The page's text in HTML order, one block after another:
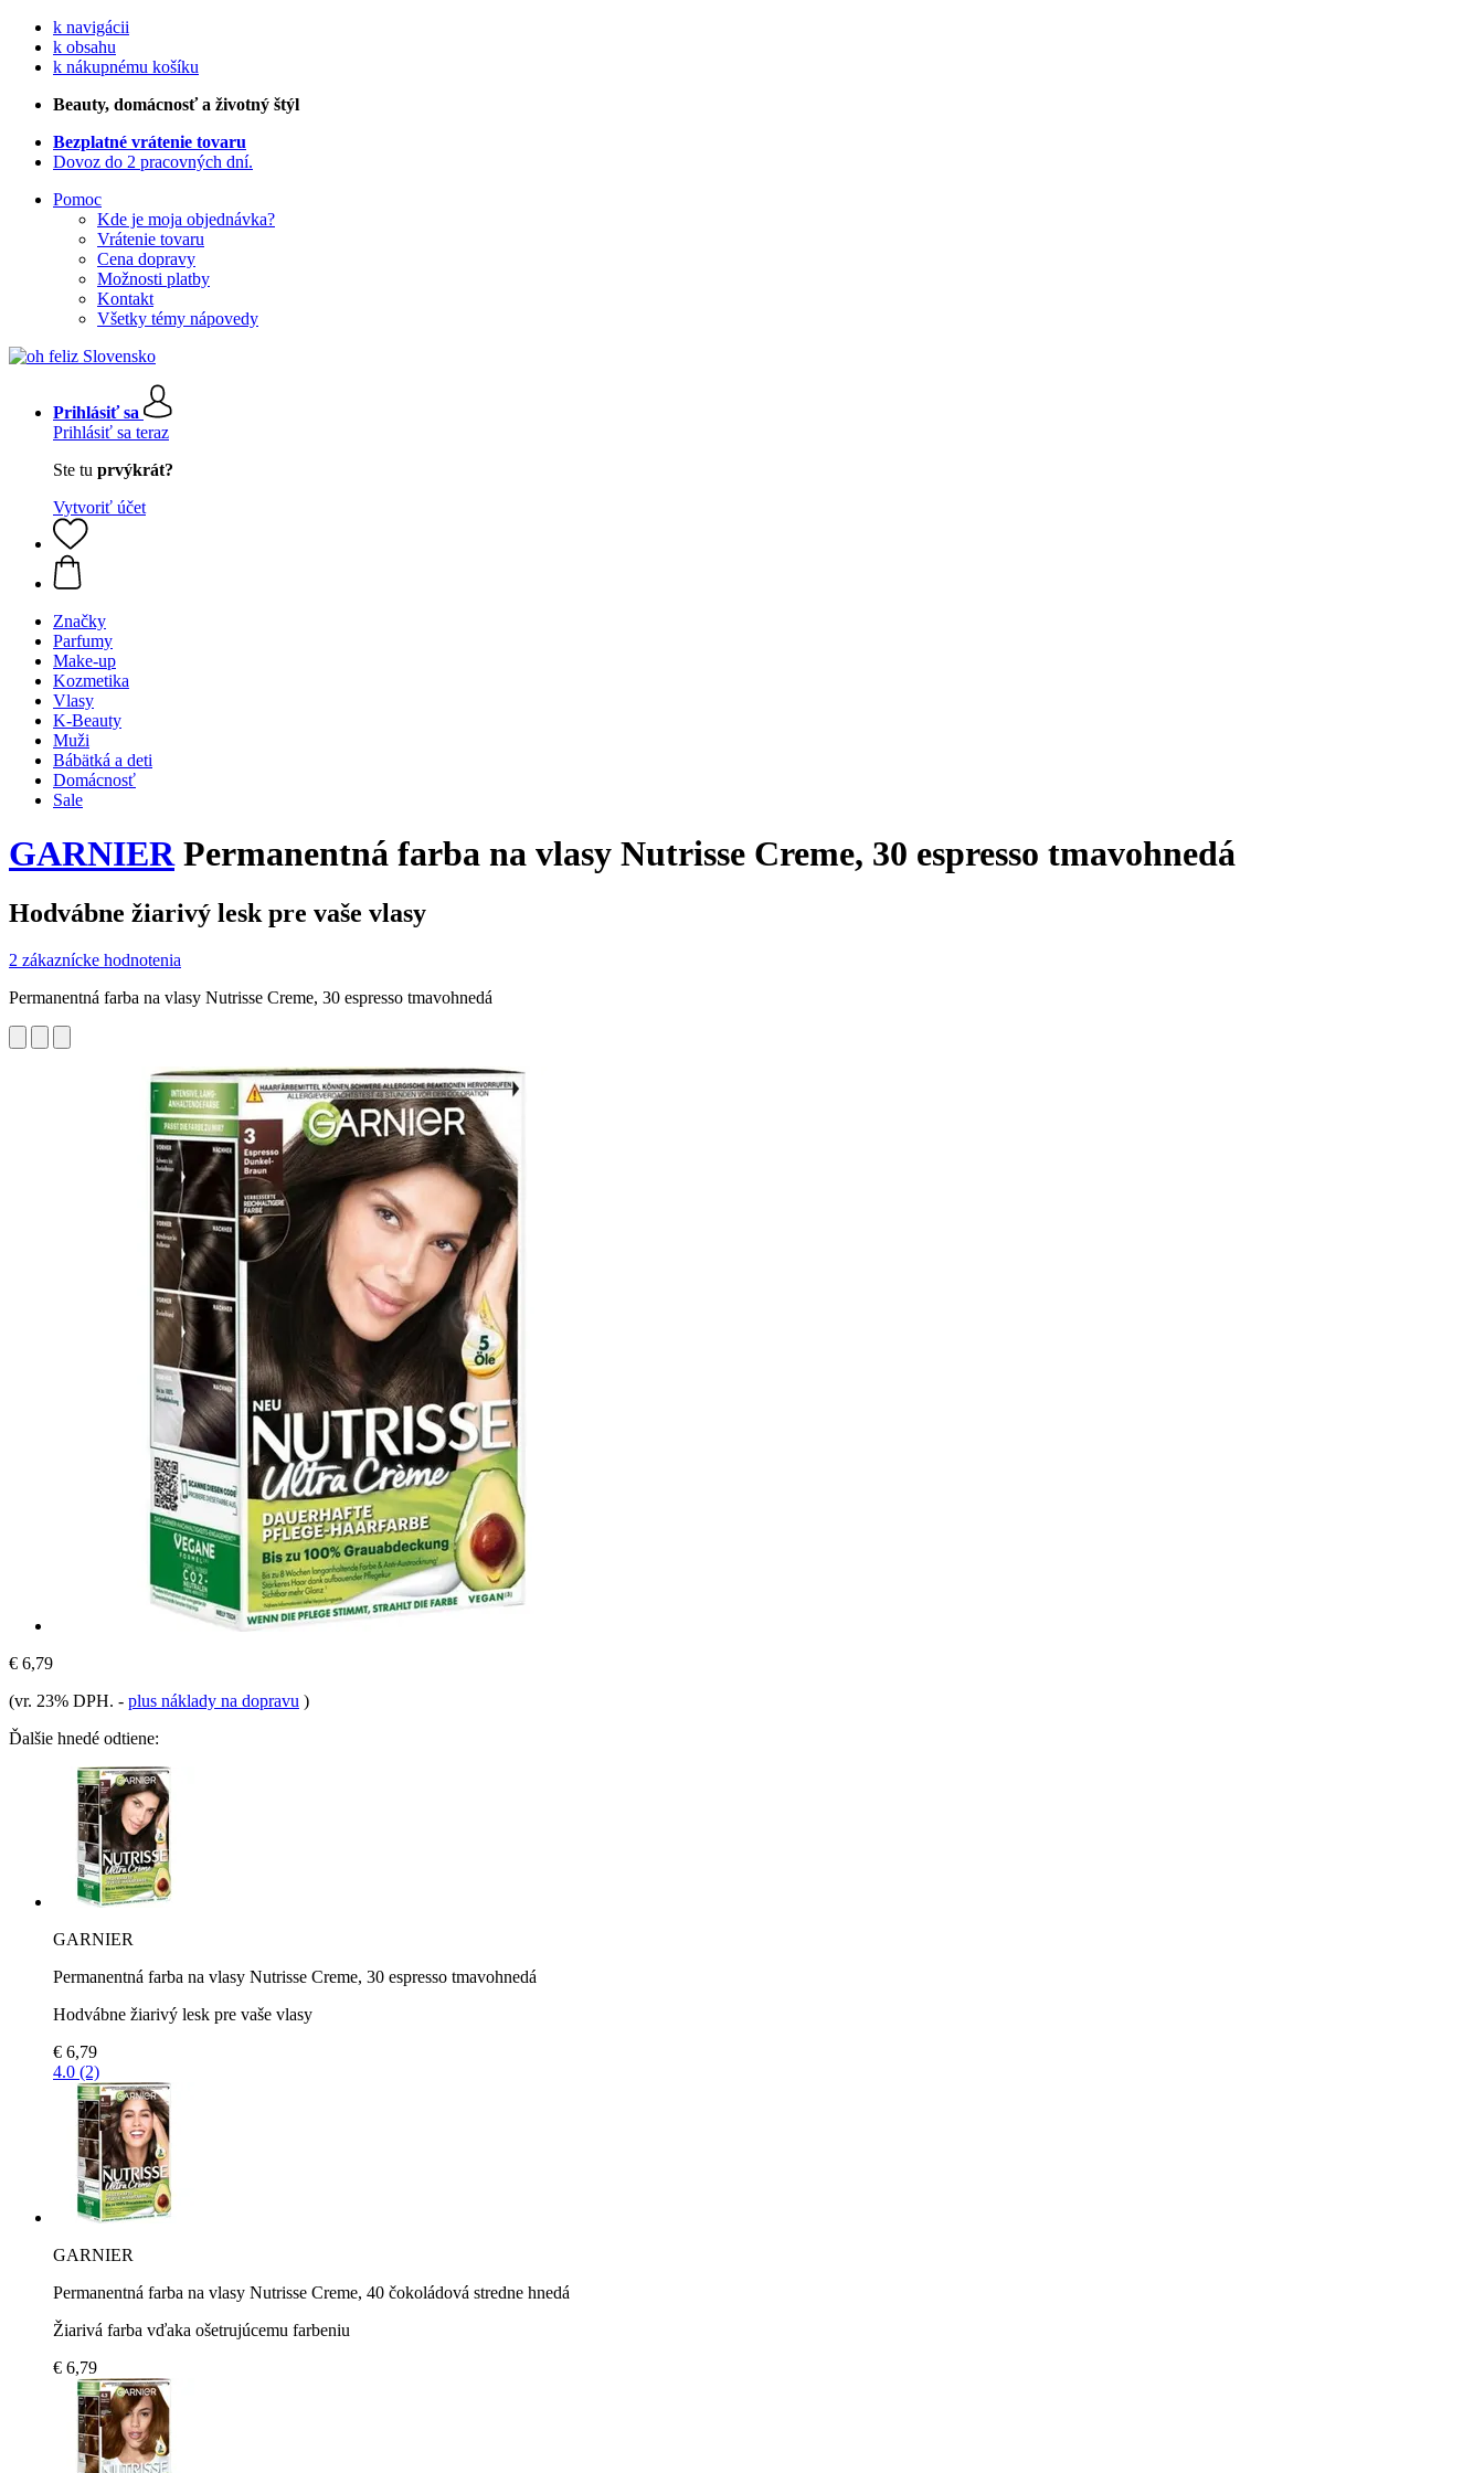
k navigácii
k obsahu
k nákupnému košíku
Beauty, domácnosť a životný štýl
Bezplatné vrátenie tovaru
Dovoz do 2 pracovných dní.
Pomoc
Kde je moja objednávka?
Vrátenie tovaru
Cena dopravy
Možnosti platby
Kontakt
Všetky témy nápovedy
Prihlásiť sa
Prihlásiť sa teraz
Ste tu prvýkrát?
Vytvoriť účet
Značky
Parfumy
Make-up
Kozmetika
Vlasy
K-Beauty
Muži
Bábätká a deti
Domácnosť
Sale
GARNIERPermanentná farba na vlasy Nutrisse Creme, 30 espresso tmavohnedá
Hodvábne žiarivý lesk pre vaše vlasy
2 zákaznícke hodnotenia
Permanentná farba na vlasy Nutrisse Creme, 30 espresso tmavohnedá
€ 6,79
(vr. 23% DPH. - plus náklady na dopravu )
Ďalšie hnedé odtiene:
GARNIER
Permanentná farba na vlasy Nutrisse Creme, 30 espresso tmavohnedá
Hodvábne žiarivý lesk pre vaše vlasy
€ 6,79
4.0 (2)
GARNIER
Permanentná farba na vlasy Nutrisse Creme, 40 čokoládová stredne hnedá
Žiarivá farba vďaka ošetrujúcemu farbeniu
€ 6,79